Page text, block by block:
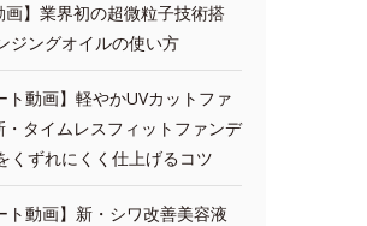
画】業界初の超微粒子技術搭
ジングオイルの使い方
ト動画】軽やかUVカットファ
・タイムレスフィットファンデ
くずれにくく仕上げるコツ
ト動画】新・シワ改善美容液